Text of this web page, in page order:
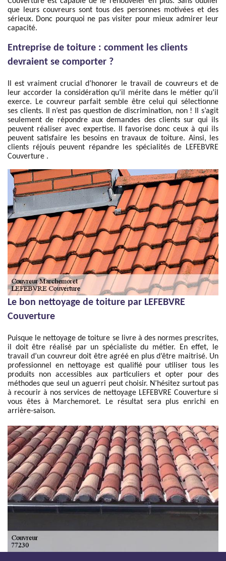
que leurs couvreurs sont tous des personnes motivées et des
sérieux. Donc pourquoi ne pas visiter pour mieux admirer leur
capacité.
Entreprise de toiture : comment les clients
devraient se comporter ?
Il est vraiment crucial d’honorer le travail de couvreurs et de
leur accorder la considération qu’il mérite dans le métier qu’il
exerce. Le couvreur parfait semble être celui qui sélectionne
ses clients. Il n’est pas question de discrimination, non ! Il s’agit
seulement de répondre aux demandes des clients sur qui ils
peuvent réaliser avec expertise. Il favorise donc ceux à qui ils
peuvent satisfaire les besoins en travaux de toiture. Ainsi, les
clients réjouis peuvent répandre les spécialités de LEFEBVRE
Couverture .
Le bon nettoyage de toiture par LEFEBVRE
Couverture
Puisque le nettoyage de toiture se livre à des normes prescrites,
il doit être réalisé par un spécialiste du métier. En effet, le
travail d’un couvreur doit être agréé en plus d’être maitrisé. Un
professionnel en nettoyage est qualifié pour utiliser tous les
produits non accessibles aux particuliers et opter pour des
méthodes que seul un aguerri peut choisir. N’hésitez surtout pas
à recourir à nos services de nettoyage LEFEBVRE Couverture si
vous êtes à Marchemoret. Le résultat sera plus enrichi en
arrière-saison.